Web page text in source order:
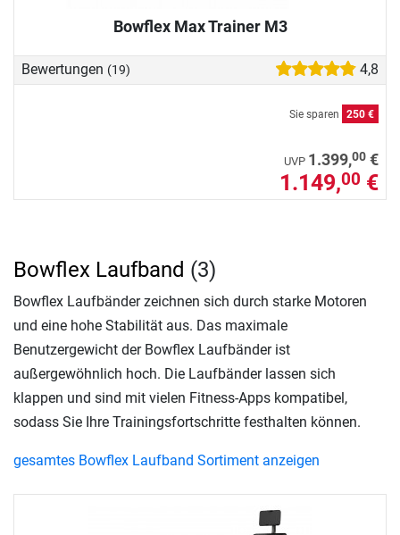
Bowflex Max Trainer M3
Bewertungen (19) 4,8
Sie sparen 250 €
UVP 1.399,00 €
1.149,00 €
Bowflex Laufband (3)
Bowflex Laufbänder zeichnen sich durch starke Motoren
und eine hohe Stabilität aus. Das maximale
Benutzergewicht der Bowflex Laufbänder ist
außergewöhnlich hoch. Die Laufbänder lassen sich
klappen und sind mit vielen Fitness-Apps kompatibel,
sodass Sie Ihre Trainingsfortschritte festhalten können.
gesamtes Bowflex Laufband Sortiment anzeigen